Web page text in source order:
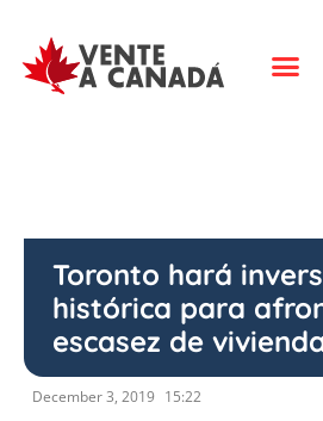
Toronto hará
histórica para
escasez de
December 3, 2019 15:22